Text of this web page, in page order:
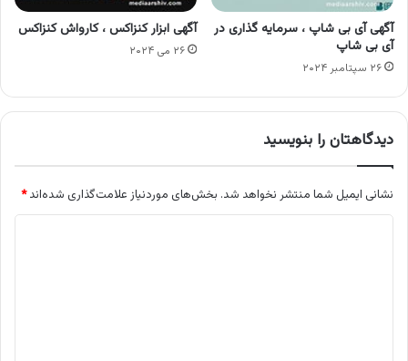
آگهی آی بی شاپ ، سرمایه گذاری در
آی بی شاپ
۲۶ سپتامبر ۲۰۲۴
آگهی ابزار کنزاکس ، کارواش کنزاکس
۲۶ می ۲۰۲۴
دیدگاهتان را بنویسید
نشانی ایمیل شما منتشر نخواهد شد. بخش‌های موردنیاز علامت‌گذاری شده‌اند*